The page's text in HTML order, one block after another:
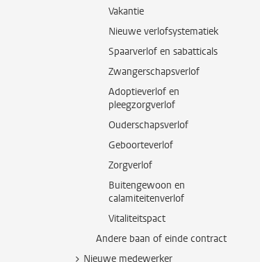
Vakantie
Nieuwe verlofsystematiek
Spaarverlof en sabatticals
Zwangerschapsverlof
Adoptieverlof en
pleegzorgverlof
Ouderschapsverlof
Geboorteverlof
Zorgverlof
Buitengewoon en
calamiteitenverlof
Vitaliteitspact
Andere baan of einde contract
Nieuwe medewerker